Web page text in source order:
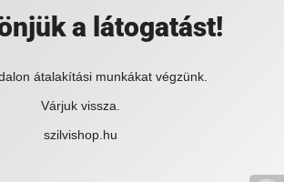
a látogatást!
átalakítási munkákat végzünk.
Várjuk vissza.
szilvishop.hu